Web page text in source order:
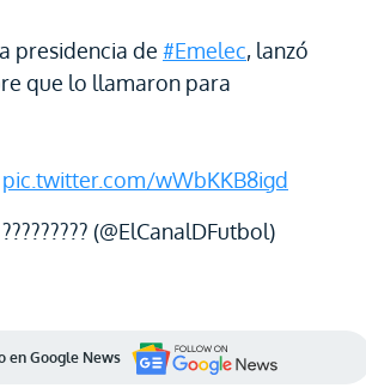
presidencia de #Emelec, lanzó
que lo llamaron para
pic.twitter.com/wWbKKB8igd
(@ElCanalDFutbol)
en Google News